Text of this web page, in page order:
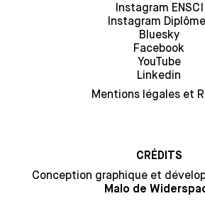
Instagram ENSCI
Instagram
Bluesky
Facebook
YouTube
Linkedin
Mentions légales et
CRÉDITS
Conception graphique et
Malo de